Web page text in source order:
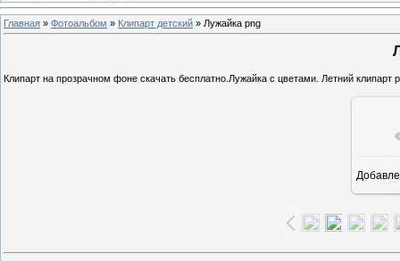
Главная » Фотоальбом » Клипарт детский » Лужайка png
Клипарт на прозрачном фоне скачать бесплатно.Лужайка с цветами. Летний клипарт